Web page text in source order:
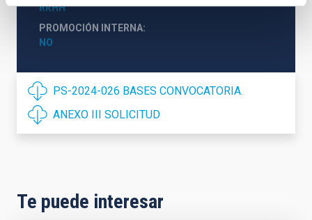
RRHH
PROMOCIÓN INTERNA
NO
PS-2024-026 BASES CONVOCATORIA.
ANEXO III SOLICITUD
Te puede interesar